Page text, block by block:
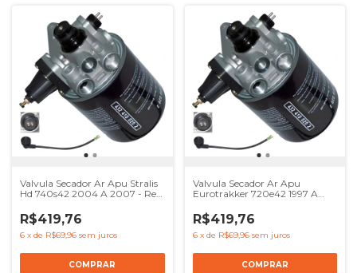
Valvula Secador Ar Apu Stralis
Hd 740s42 2004 A 2007 - Ref
4324100000 504120057
R$419,76
6 x de R$69,96 sem juros
Valvula Secador Ar Apu
Eurotrakker 720e42 1997 A
4324100000 504120057
R$419,76
6 x de R$69,96 sem juros